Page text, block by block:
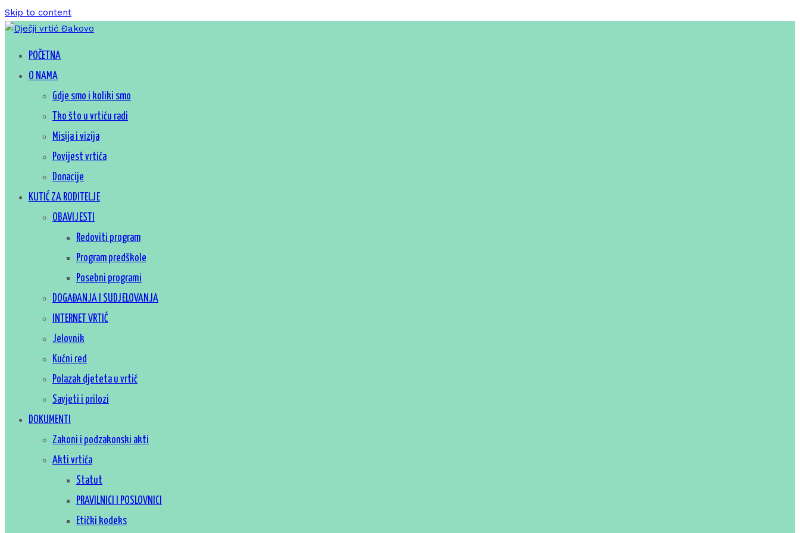
Skip to content
Dječji vrtić Đakovo
Za sretno djetinjstvo
POČETNA
O NAMA
Gdje smo i koliki smo
Tko što u vrtiću radi
Misija i vizija
Povijest vrtića
Donacije
KUTIĆ ZA RODITELJE
OBAVIJESTI
Redoviti program
Program predškole
Posebni programi
DOGAĐANJA I SUDJELOVANJA
INTERNET VRTIĆ
Jelovnik
Kućni red
Polazak djeteta u vrtić
Savjeti i prilozi
DOKUMENTI
Zakoni i podzakonski akti
Akti vrtića
Statut
PRAVILNICI I POSLOVNICI
Etički kodeks